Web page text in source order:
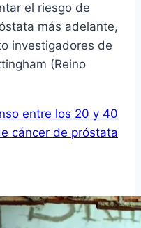
el riesgo de
más adelante,
investigadores de
(Reino
entre los 20 y 40
cáncer de próstata